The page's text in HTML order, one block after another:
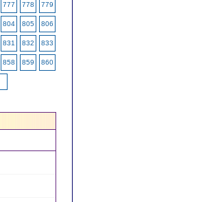
777 778 779
804 805 806
831 832 833
858 859 860